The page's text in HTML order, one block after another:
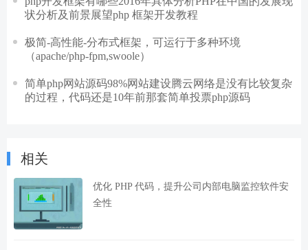
状分析及前景展望php 框架开发教程
极简-高性能-分布式框架，可运行于多种环境
（apache/php-fpm,swoole）
简单php网站源码98%网站建设腾云网络是没有比较复杂
的过程，代码还是10年前那套简单投票php源码
相关
优化 PHP 代码，提升公司内部电脑监控软件安
全性